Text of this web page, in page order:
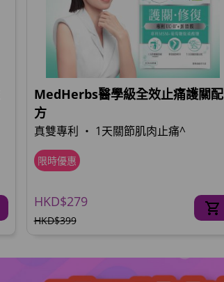
MedHerbs醫學級全效止痛護關配
方
真雙專利 ‧ 1天關節肌肉止痛^
限時優惠
HKD$279
HKD$399